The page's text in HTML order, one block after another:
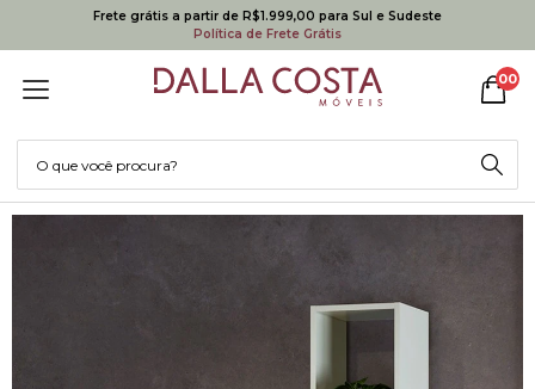
Frete grátis a partir de R$1.999,00 para Sul e Sudeste
Política de Frete Grátis
00